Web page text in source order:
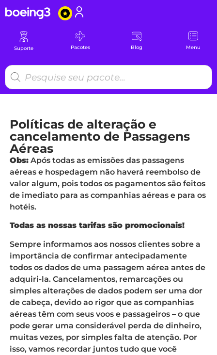
Suporte Pacotes Blog Menu
Políticas de alteração e
cancelamento de Passagens
Aéreas
Obs: Após todas as emissões das passagens
aéreas e hospedagem não haverá reembolso de
valor algum, pois todos os pagamentos são feitos
de imediato para as companhias aéreas e para os
hotéis.
Todas as nossas tarifas são promocionais!
Sempre informamos aos nossos clientes sobre a
importância de confirmar antecipadamente
todos os dados de uma passagem aérea antes de
adquiri-la. Cancelamentos, remarcações ou
simples alterações de dados podem ser uma dor
de cabeça, devido ao rigor que as companhias
aéreas têm com seus voos e passageiros – o que
pode gerar uma considerável perda de dinheiro,
muitas vezes, por simples falta de atenção. Por
isso, vamos recordar juntos tudo que você